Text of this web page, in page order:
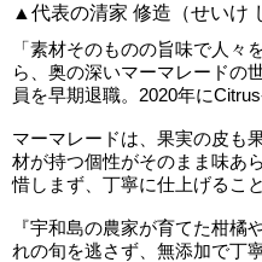
▲代表の清家 修造（せいけ
「素材そのものの旨味で人々
ら、奥の深いマーマレードの
員を早期退職。2020年に
マーマレードは、果実の皮も
材が持つ個性がそのまま味あ
惜しまず、丁寧に仕上げるこ
『宇和島の農家が育てた柑橘
れの旬を逃さず、無添加で丁